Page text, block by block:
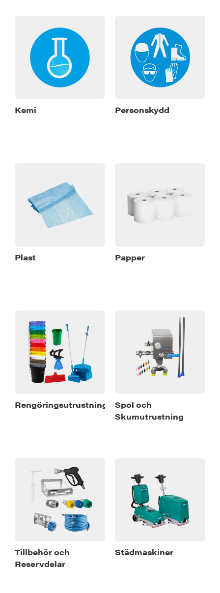
Kemi Personskydd
Plast Papper
Rengöringsutrustning
Spol och
Skumutrustning
Tillbehör och
Reservdelar
Städmaskiner